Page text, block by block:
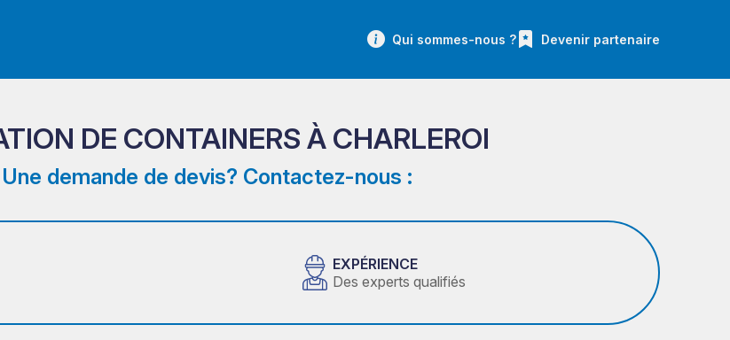
Qui sommes-nous ? Devenir partenaire
DE CONTAINERS À CHARLEROI
demande de devis? Contactez-nous :
EXPÉRIENCE
Des experts qualifiés